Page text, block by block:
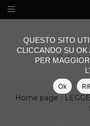
Home page /
QUESTO SITO
CLICCANDO SU OK
PER
Ok